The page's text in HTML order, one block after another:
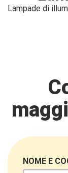
Lampade di
NOME E